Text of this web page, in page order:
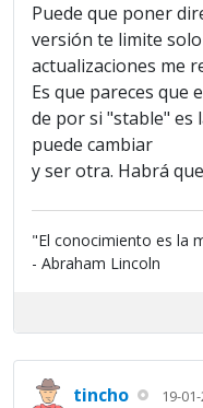
Puede que poner
versión te limite
actualizaciones me
Es que pareces que
de por si "stable" es
puede cambiar
y ser otra. Habrá
"El conocimiento es la
- Abraham Lincoln
tincho 19-